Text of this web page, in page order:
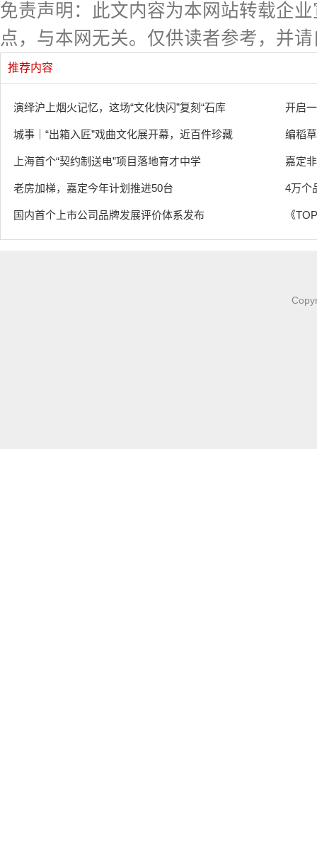
免责声明：此文内容为本网站转载企
点，与本网无关。仅供读者参考，并
推荐内容
演绎沪上烟火记忆，这场“文化快闪”复刻“石库 开启
城事｜“出箱入匠”戏曲文化展开幕，近百件珍藏 编稻
上海首个“契约制送电”项目落地育才中学 嘉定
老房加梯，嘉定今年计划推进50台 4万个
国内首个上市公司品牌发展评价体系发布 《